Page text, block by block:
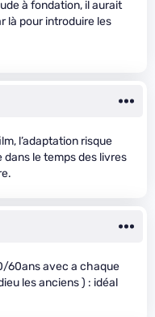
à fondation, il aurait
là pour introduire les
l’adaptation risque
dans le temps des livres
60ans avec a chaque
les anciens ) : idéal